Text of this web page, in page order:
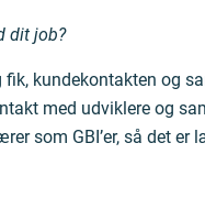
dit job?
fik, kundekontakten og
med udviklere og
som GBI’er, så det